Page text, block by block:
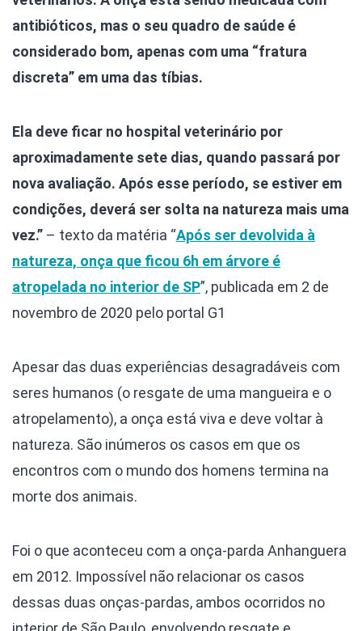
antibióticos, mas o seu quadro de saúde é
considerado bom, apenas com uma “fratura
discreta” em uma das tíbias.
Ela deve ficar no hospital veterinário por
aproximadamente sete dias, quando passará por
nova avaliação. Após esse período, se estiver em
condições, deverá ser solta na natureza mais uma
vez.” – texto da matéria “Após ser devolvida à
natureza, onça que ficou 6h em árvore é
atropelada no interior de SP”, publicada em 2 de
novembro de 2020 pelo portal G1
Apesar das duas experiências desagradáveis com
seres humanos (o resgate de uma mangueira e o
atropelamento), a onça está viva e deve voltar à
natureza. São inúmeros os casos em que os
encontros com o mundo dos homens termina na
morte dos animais.
Foi o que aconteceu com a onça-parda Anhanguera
em 2012. Impossível não relacionar os casos
dessas duas onças-pardas, ambos ocorridos no